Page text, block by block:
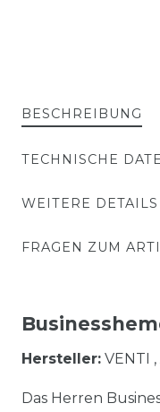
BESCHREIBUNG
TECHNISCHE
WEITERE DETAILS
FRAGEN ZUM
Hersteller: VENTI ,
Das Herren